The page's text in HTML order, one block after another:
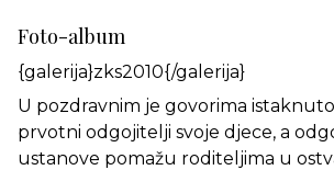
Foto-album
{galerija}zks2010{/galerija}
U pozdravnim je govorima
prvotni odgojitelji svoje djece, a
ustanove pomažu roditeljima u